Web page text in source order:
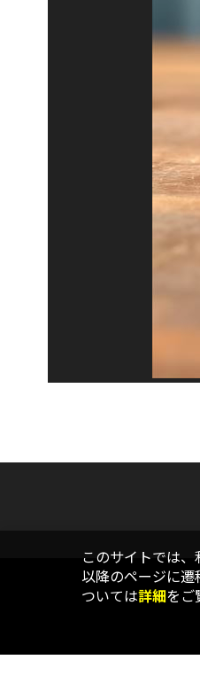
このサイトでは
以降のページに
ついては詳細をご